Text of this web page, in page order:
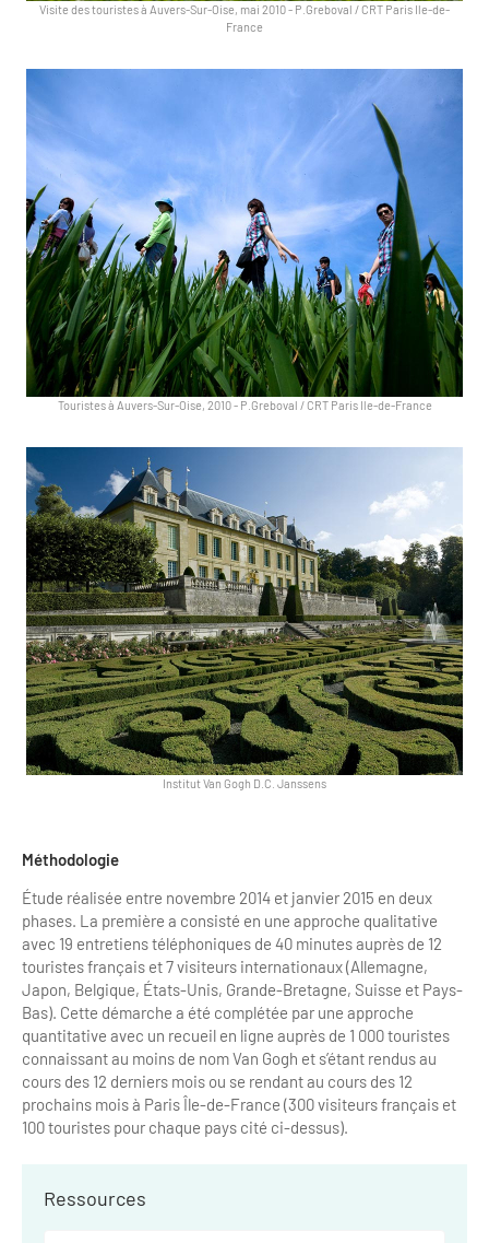
Visite des touristes à Auvers-Sur-Oise, mai 2010- P.Greboval / CRT Paris Ile-de-
France
Touristes à Auvers-Sur-Oise, 2010- P.Greboval / CRT Paris Ile-de-France
Institut Van Gogh D.C. Janssens
Méthodologie
Étude réalisée entre novembre 2014 et janvier 2015 en deux
phases. La première a consisté en une approche qualitative
avec 19 entretiens téléphoniques de 40 minutes auprès de 12
touristes français et 7 visiteurs internationaux (Allemagne,
Japon, Belgique, États-Unis, Grande-Bretagne, Suisse et Pays-
Bas). Cette démarche a été complétée par une approche
quantitative avec un recueil en ligne auprès de 1 000 touristes
connaissant au moins de nom Van Gogh et s’étant rendus au
cours des 12 derniers mois ou se rendant au cours des 12
prochains mois à Paris Île-de-France (300 visiteurs français et
100 touristes pour chaque pays cité ci-dessus).
Ressources